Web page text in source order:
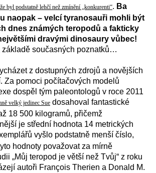
byl podstatně lehčí než zmínění „konkurenti“. Ba
naopak – velcí tyranosauři mohli být
dnes známých teropodů a fakticky
dravými dinosaury vůbec!
základě současných poznatků…
z dostupných zdrojů a novějších
Za pomoci počítačových modelů
dospěl tým paleontologů v roce 2011
velký jedinec Sue dosahoval fantastické
18 500 kilogramů, přičemž
je střední hodnota 14 metrických
vyšlo podstatně menší číslo,
hodnoty považovat za mírně
„Můj teropod je větší než Tvůj“ z roku
autoři François Therien a Donald M.